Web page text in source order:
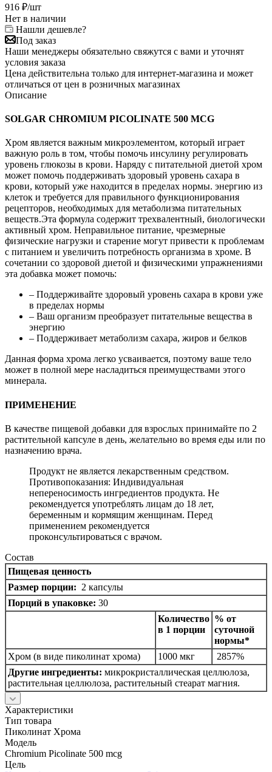
916 ₽/шт
Нет в наличии
Нашли дешевле?
Под заказ
Наши менеджеры обязательно свяжутся с вами и уточнят
условия заказа
Цена действительна только для интернет-магазина и может
отличаться от цен в розничных магазинах
Описание
SOLGAR CHROMIUM PICOLINATE 500 MCG
Хром является важным микроэлементом, который играет
важную роль в том, чтобы помочь инсулину регулировать
уровень глюкозы в крови. Наряду с питательной диетой хром
может помочь поддерживать здоровый уровень сахара в
крови, который уже находится в пределах нормы. энергию из
клеток и требуется для правильного функционирования
рецепторов, необходимых для метаболизма питательных
веществ.Эта формула содержит трехвалентный, биологически
активный хром. Неправильное питание, чрезмерные
физические нагрузки и старение могут привести к проблемам
с питанием и увеличить потребность организма в хроме. В
сочетании со здоровой диетой и физическими упражнениями
эта добавка может помочь:
– Поддерживайте здоровый уровень сахара в крови уже
в пределах нормы
– Ваш организм преобразует питательные вещества в
энергию
– Поддерживает метаболизм сахара, жиров и белков
Данная форма хрома легко усваивается, поэтому ваше тело
может в полной мере насладиться преимуществами этого
минерала.
ПРИМЕНЕНИЕ
В качестве пищевой добавки для взрослых принимайте по 2
растительной капсуле в день, желательно во время еды или по
назначению врача.
Продукт не является лекарственным средством.
Противопоказания: Индивидуальная
непереносимость ингредиентов продукта. Не
рекомендуется употреблять лицам до 18 лет,
беременным и кормящим женщинам. Перед
применением рекомендуется
проконсультироваться с врачом.
Состав
Пищевая ценность
Размер порции: 2 капсулы
Порций в упаковке: 30
Количество
в 1 порции
% от
суточной
нормы*
Хром (в виде пиколинат хрома)
1000 мкг
2857%
Другие ингредиенты: микрокристаллическая целлюлоза,
растительная целлюлоза, растительный стеарат магния.
Характеристики
Тип товара
Пиколинат Хрома
Модель
Chromium Picolinate 500 mcg
Цель